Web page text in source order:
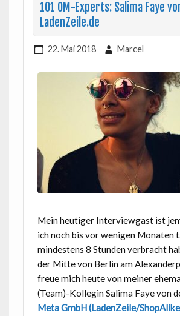
101 OM-Experts: Salima Faye
LadenZeile.de
22. Mai 2018 Marcel
Mein heutiger Interviewgast ist
ich noch bis vor wenigen Monaten
mindestens 8 Stunden verbracht
der Mitte von Berlin am
freue mich heute von meiner
(Team)-Kollegin Salima Faye von
Meta GmbH (LadenZeile/